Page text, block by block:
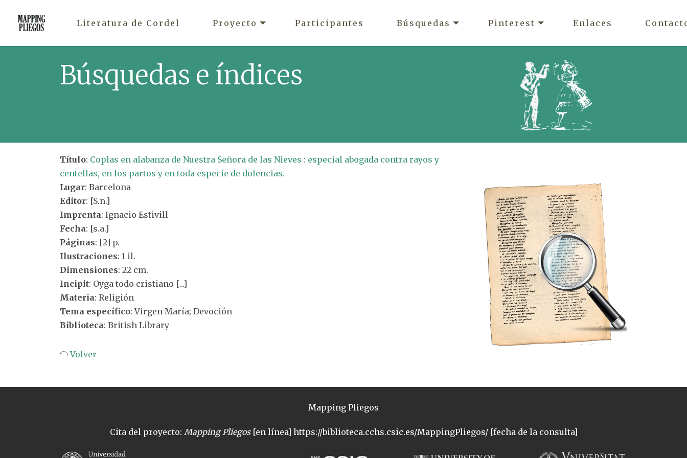
Literatura de Cordel Proyecto Participantes Búsquedas Pinterest Enlaces
Búsquedas e índices
Título: Coplas en alabanza de Nuestra Señora de las Nieves : especial abogada contra rayos y
centellas, en los partos y en toda especie de dolencias.
Lugar: Barcelona
Editor: [S.n.]
Imprenta: Ignacio Estivill
Fecha: [s.a.]
Páginas: [2] p.
Ilustraciones: 1 il.
Dimensiones: 22 cm.
Incipit: Oyga todo cristiano [...]
Materia: Religión
Tema específico: Virgen María; Devoción
Biblioteca: British Library
Volver
Mapping Pliegos
Cita del proyecto: Mapping Pliegos[en línea] https://biblioteca.cchs.csic.es/MappingPliegos/ [fecha de la consulta]